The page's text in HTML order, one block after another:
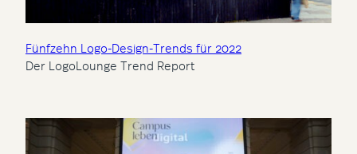
Fünfzehn Logo-Design-Trends für 2022
Der LogoLounge Trend Report